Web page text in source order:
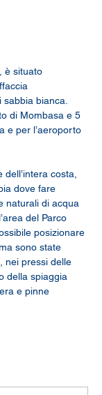
è situato
bianca.
di Mombasa e 5
e per l’aeroporto
costa,
dove fare
naturali di acqua
del Parco
posizionare
sono state
nei pressi delle
della spiaggia
e pinne